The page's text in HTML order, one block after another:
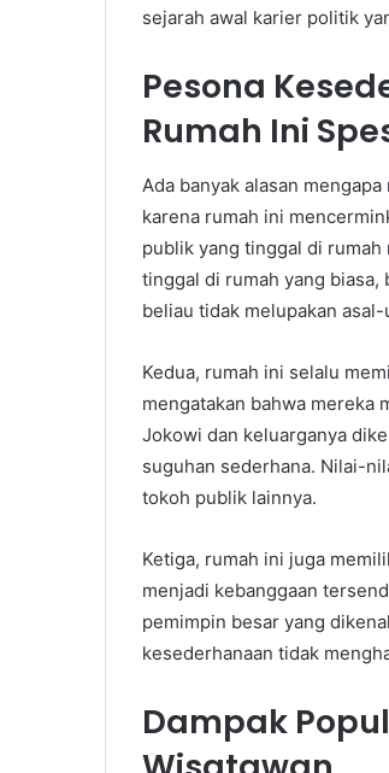
sejarah awal karier politik
Pesona
Rumah Ini
Ada banyak alasan
karena rumah ini
publik yang tinggal di
tinggal di rumah yang
beliau tidak melupakan asal-
Kedua, rumah ini selalu
mengatakan bahwa mereka
Jokowi dan keluarganya
suguhan sederhana. Nilai-
tokoh publik lainnya.
Ketiga, rumah ini juga
menjadi kebanggaan
pemimpin besar yang
kesederhanaan tidak
Dampak